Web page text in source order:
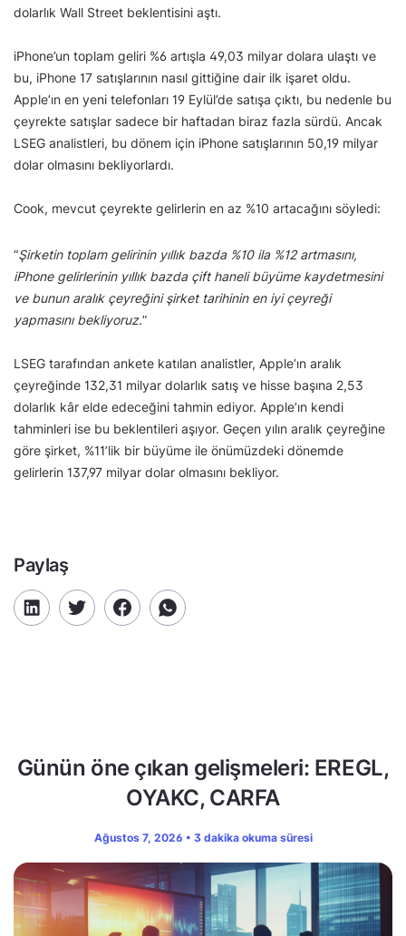
dolarlık Wall Street beklentisini aştı.
iPhone’un toplam geliri %6 artışla 49,03 milyar dolara ulaştı ve
bu, iPhone 17 satışlarının nasıl gittiğine dair ilk işaret oldu.
Apple’ın en yeni telefonları 19 Eylül’de satışa çıktı, bu nedenle bu
çeyrekte satışlar sadece bir haftadan biraz fazla sürdü. Ancak
LSEG analistleri, bu dönem için iPhone satışlarının 50,19 milyar
dolar olmasını bekliyorlardı.
Cook, mevcut çeyrekte gelirlerin en az %10 artacağını söyledi:
“Şirketin toplam gelirinin yıllık bazda %10 ila %12 artmasını,
iPhone gelirlerinin yıllık bazda çift haneli büyüme kaydetmesini
ve bunun aralık çeyreğini şirket tarihinin en iyi çeyreği
yapmasını bekliyoruz.”
LSEG tarafından ankete katılan analistler, Apple’ın aralık
çeyreğinde 132,31 milyar dolarlık satış ve hisse başına 2,53
dolarlık kâr elde edeceğini tahmin ediyor. Apple’ın kendi
tahminleri ise bu beklentileri aşıyor. Geçen yılın aralık çeyreğine
göre şirket, %11’lik bir büyüme ile önümüzdeki dönemde
gelirlerin 137,97 milyar dolar olmasını bekliyor.
Paylaş
Günün öne çıkan gelişmeleri: EREGL,
OYAKC, CARFA
Ağustos 7, 2026 • 3 dakika okuma süresi